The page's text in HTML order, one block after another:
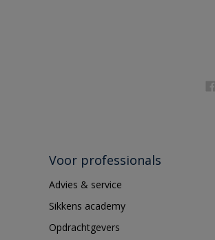
Voor professionals
Advies & service
Sikkens academy
Opdrachtgevers